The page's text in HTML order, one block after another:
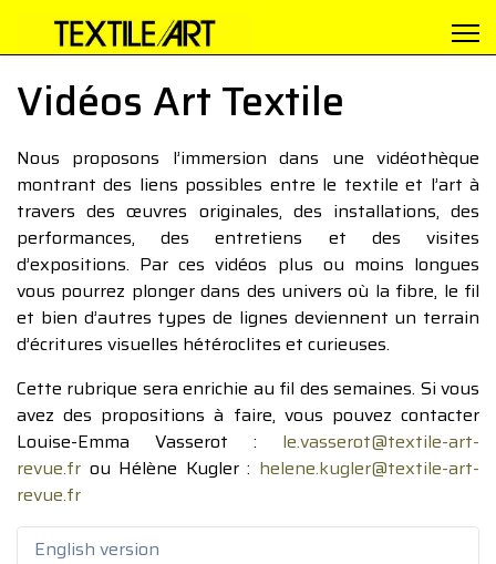
Vidéos Art Textile
Nous proposons l’immersion dans une vidéothèque
montrant des liens possibles entre le textile et l’art à
travers des œuvres originales, des installations, des
performances, des entretiens et des visites
d’expositions. Par ces vidéos plus ou moins longues
vous pourrez plonger dans des univers où la fibre, le fil
et bien d’autres types de lignes deviennent un terrain
d’écritures visuelles hétéroclites et curieuses.
Cette rubrique sera enrichie au fil des semaines. Si vous
avez des propositions à faire, vous pouvez contacter
Louise-Emma Vasserot : le.vasserot@textile-art-
revue.fr ou Hélène Kugler : helene.kugler@textile-art-
revue.fr
English version